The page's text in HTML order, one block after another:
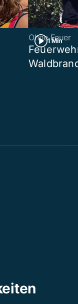
1 Min
Ohne Feuer